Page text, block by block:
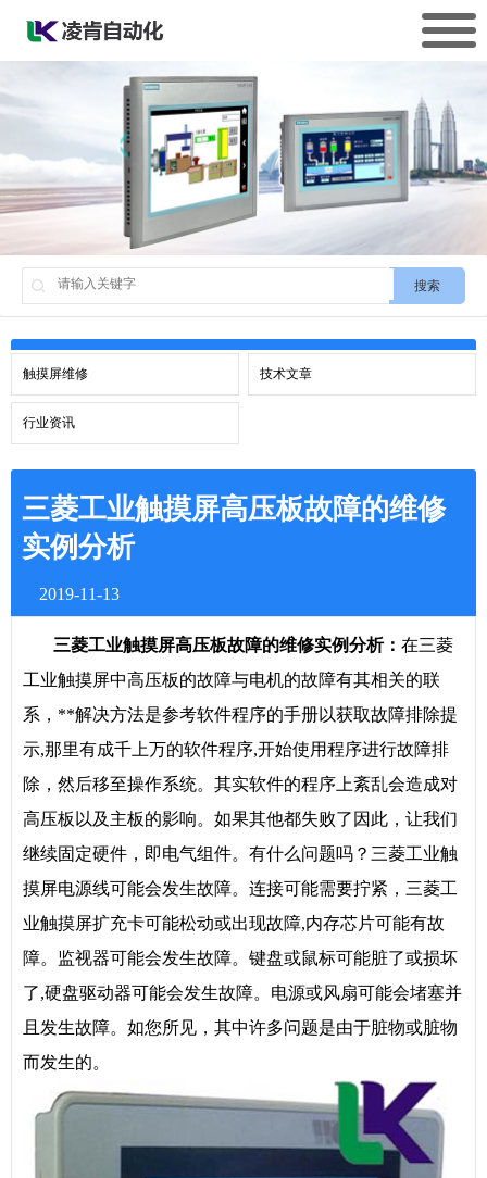
搜索
触摸屏维修 技术文章
行业资讯
三菱工业触摸屏高压板故障的维修
实例分析
2019-11-13
三菱工业触摸屏高压板故障的维修实例分析： 在三菱
工业触摸屏中高压板的故障与电机的故障有其相关的联
系，**解决方法是参考软件程序的手册以获取故障排除提
示,那里有成千上万的软件程序,开始使用程序进行故障排
除，然后移至操作系统。其实软件的程序上紊乱会造成对
高压板以及主板的影响。如果其他都失败了因此，让我们
继续固定硬件，即电气组件。有什么问题吗？三菱工业触
摸屏电源线可能会发生故障。连接可能需要拧紧，三菱工
业触摸屏扩充卡可能松动或出现故障,内存芯片可能有故
障。监视器可能会发生故障。键盘或鼠标可能脏了或损坏
了,硬盘驱动器可能会发生故障。电源或风扇可能会堵塞并
且发生故障。如您所见，其中许多问题是由于脏物或脏物
而发生的。